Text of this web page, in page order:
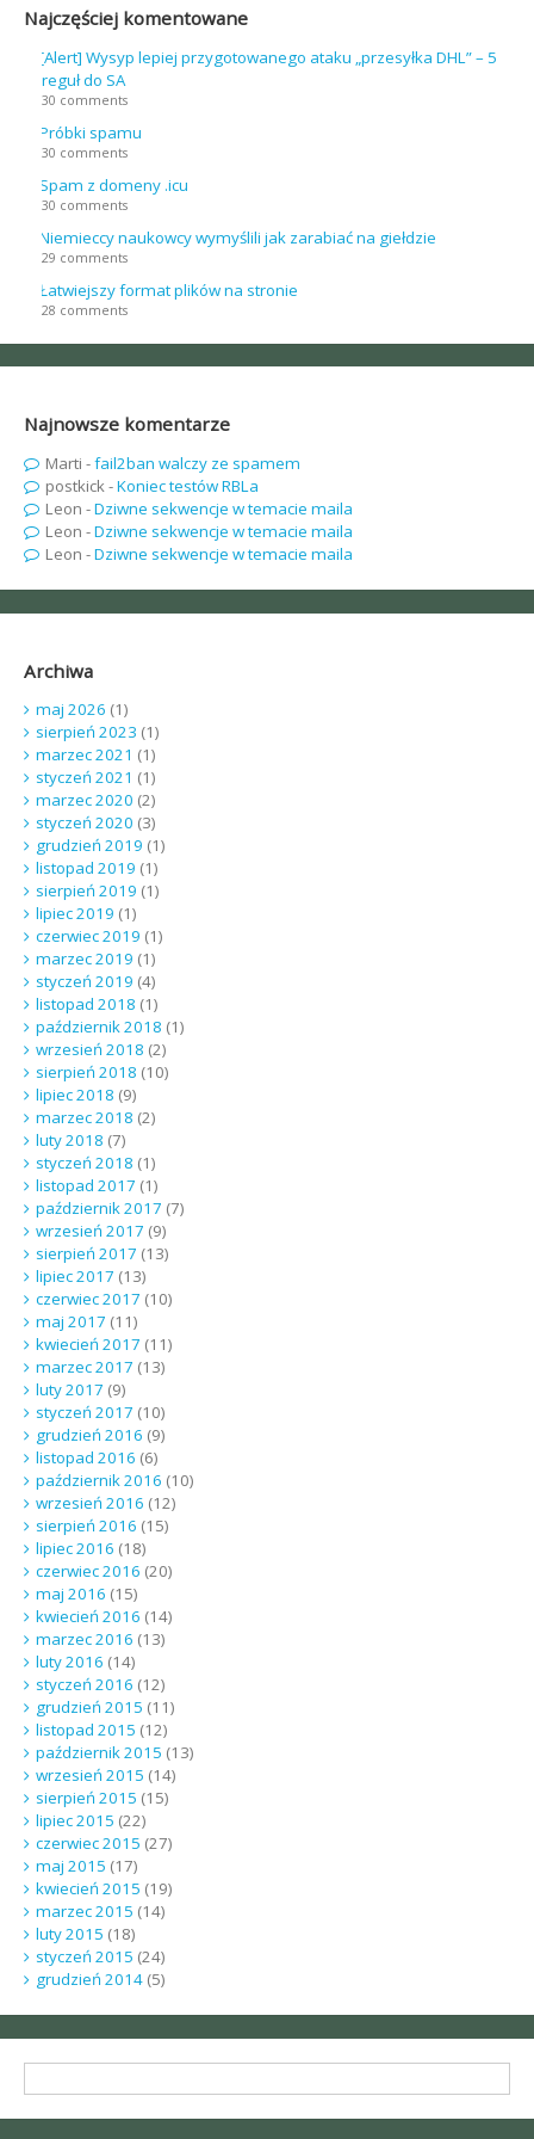
Najczęściej komentowane
[Alert] Wysyp lepiej przygotowanego ataku „przesyłka DHL” – 5
reguł do SA
30 comments
Próbki spamu
30 comments
Spam z domeny .icu
30 comments
Niemieccy naukowcy wymyślili jak zarabiać na giełdzie
29 comments
Łatwiejszy format plików na stronie
28 comments
Najnowsze komentarze
Marti -fail2ban walczy ze spamem
postkick-Koniec testów RBLa
Leon -Dziwne sekwencje w temacie maila
Leon -Dziwne sekwencje w temacie maila
Leon -Dziwne sekwencje w temacie maila
Archiwa
maj 2026 (1)
sierpień 2023 (1)
marzec 2021 (1)
styczeń 2021 (1)
marzec 2020 (2)
styczeń 2020 (3)
grudzień 2019 (1)
listopad 2019 (1)
sierpień 2019 (1)
lipiec 2019 (1)
czerwiec 2019 (1)
marzec 2019 (1)
styczeń 2019 (4)
listopad 2018 (1)
październik 2018 (1)
wrzesień 2018 (2)
sierpień 2018 (10)
lipiec 2018 (9)
marzec 2018 (2)
luty 2018 (7)
styczeń 2018 (1)
listopad 2017 (1)
październik 2017 (7)
wrzesień 2017 (9)
sierpień 2017 (13)
lipiec 2017 (13)
czerwiec 2017 (10)
maj 2017 (11)
kwiecień 2017 (11)
marzec 2017 (13)
luty 2017 (9)
styczeń 2017 (10)
grudzień 2016 (9)
listopad 2016 (6)
październik 2016 (10)
wrzesień 2016 (12)
sierpień 2016 (15)
lipiec 2016 (18)
czerwiec 2016 (20)
maj 2016 (15)
kwiecień 2016 (14)
marzec 2016 (13)
luty 2016 (14)
styczeń 2016 (12)
grudzień 2015 (11)
listopad 2015 (12)
październik 2015 (13)
wrzesień 2015 (14)
sierpień 2015 (15)
lipiec 2015 (22)
czerwiec 2015 (27)
maj 2015 (17)
kwiecień 2015 (19)
marzec 2015 (14)
luty 2015 (18)
styczeń 2015 (24)
grudzień 2014(5)